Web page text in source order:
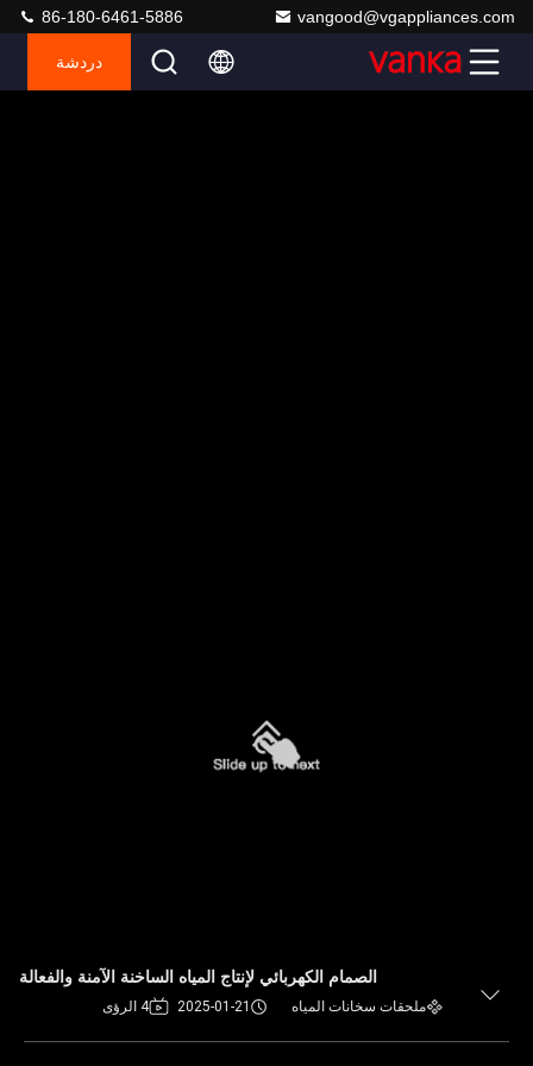
vangood@vgappliances.com
86-180-6461-5886
دردشة
الصمام الكهربائي لإنتاج المياه الساخنة الآمنة والفعالة
ملحقات سخانات المياه 2025-01-21 4 الرؤى